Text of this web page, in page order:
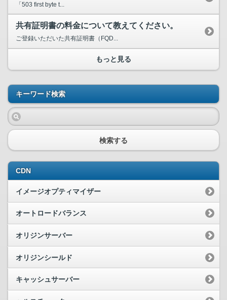
「503 first byte t...
共有証明書の料金について教えてください。
ご登録いただいた共有証明書（FQD...
もっと見る
キーワード検索
検索する
CDN
イメージオプティマイザー
オートロードバランス
オリジンサーバー
オリジンシールド
キャッシュサーバー